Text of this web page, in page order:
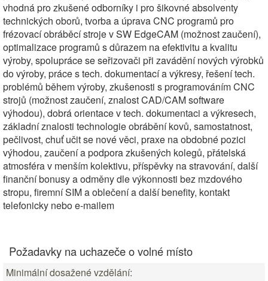
vhodná pro zkušené odborníky i pro šikovné absolventy
technických oborů, tvorba a úprava CNC programů pro
frézovací obráběcí stroje v SW EdgeCAM (možnost zaučení),
optimalizace programů s důrazem na efektivitu a kvalitu
výroby, spolupráce se seřizovači při zavádění nových výrobků
do výroby, práce s tech. dokumentací a výkresy, řešení tech.
problémů během výroby, zkušenosti s programováním CNC
strojů (možnost zaučení, znalost CAD/CAM software
výhodou), dobrá orientace v tech. dokumentaci a výkresech,
základní znalosti technologie obrábění kovů, samostatnost,
pečlivost, chuť učit se nové věci, praxe na obdobné pozici
výhodou, zaučení a podpora zkušených kolegů, přátelská
atmosféra v menším kolektivu, příspěvky na stravování, další
finanční bonusy a odměny dle výkonnosti bez mzdového
stropu, firemní SIM a oblečení a další benefity, kontakt
telefonicky nebo e-mailem
Požadavky na uchazeče o volné místo
Minimální dosažené vzdělání: